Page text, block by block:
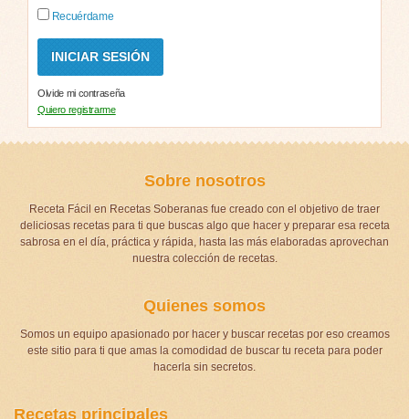
Recuérdame
Olvide mi contraseña
Quiero registrarme
Sobre nosotros
Receta Fácil en Recetas Soberanas fue creado con el objetivo de traer
deliciosas recetas para ti que buscas algo que hacer y preparar esa receta
sabrosa en el día, práctica y rápida, hasta las más elaboradas aprovechan
nuestra colección de recetas.
Quienes somos
Somos un equipo apasionado por hacer y buscar recetas por eso creamos
este sitio para ti que amas la comodidad de buscar tu receta para poder
hacerla sin secretos.
Recetas principales